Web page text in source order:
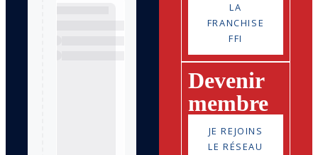
LA
FRANCHISE
FFI
Devenir
membre
JE REJOINS
LE RÉSEAU